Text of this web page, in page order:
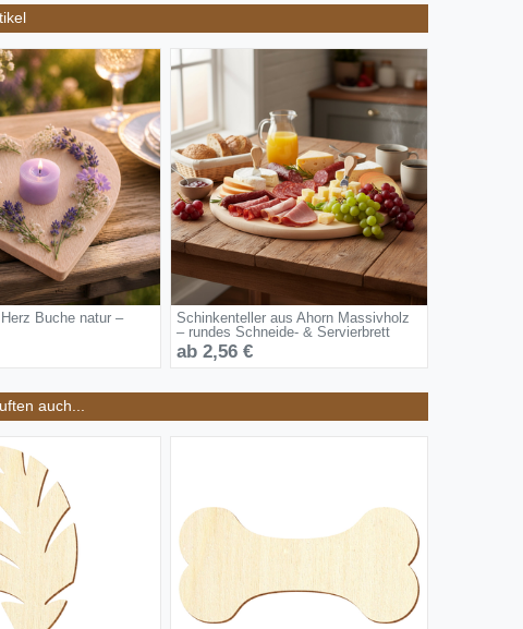
Buche natur –
Schinkenteller aus Ahorn Massivholz
– rundes Schneide- & Servierbrett
ab 2,56 €
auch...